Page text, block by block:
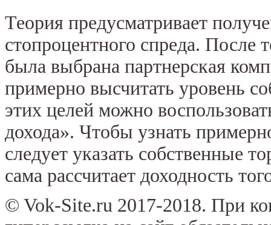
Теория предусматривает
стопроцентного спреда. После
была выбрана партнерская
примерно высчитать уровень
этих целей можно
дохода». Чтобы узнать
следует указать собственные
сама рассчитает доходность
© Vok-Site.ru 2017-2018. При